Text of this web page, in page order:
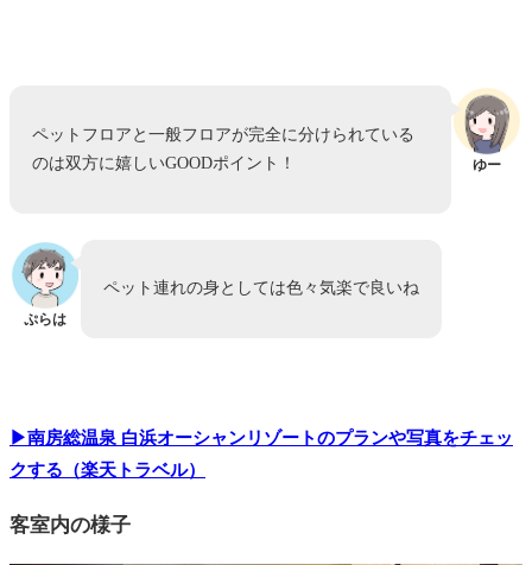
ゆー
ペットフロアと一般フロアが完全に分けられている
のは双方に嬉しいGOODポイント！
ぷらは
ペット連れの身としては色々気楽で良いね
▶南房総温泉 白浜オーシャンリゾートのプランや写真をチェッ
クする（楽天トラベル）
客室内の様子